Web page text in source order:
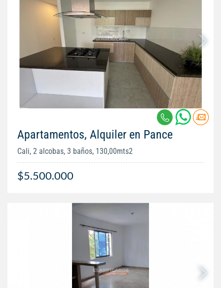
Apartamentos, Alquiler en Pance
Cali, 2 alcobas, 3 baños, 130,00mts2
$5.500.000